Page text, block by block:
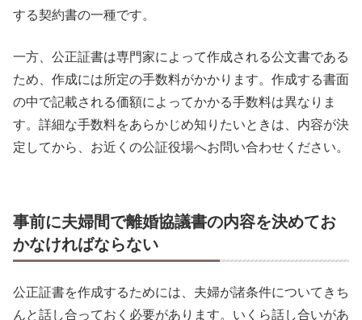
する契約書の一種です。
一方、公正証書は専門家によって作成される公文書である
ため、作成には所定の手数料がかかります。作成する書面
の中で記載される価額によってかかる手数料は異なりま
す。詳細な手数料をあらかじめ知りたいときは、内容が決
定してから、お近くの公証役場へお問い合わせください。
事前に夫婦間で離婚協議書の内容を決めてお
かなければならない
公正証書を作成するためには、夫婦が諸条件についてきち
んと話し合っておく必要があります。いくら話し合いがあ